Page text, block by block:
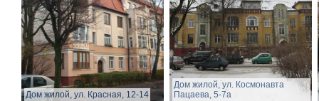
Дом жилой, ул. Красная, 12-14
Дом жилой, ул. Космонавта
Пацаева, 5-7а